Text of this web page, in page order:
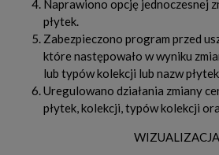
Naprawiono opcję jednoczesnej
płytek.
Zabezpieczono program przed
które następowało w wyniku
lub typów kolekcji lub nazw
Uregulowano działania zmiany
płytek, kolekcji, typów kolekcji
WIZUALIZACJA